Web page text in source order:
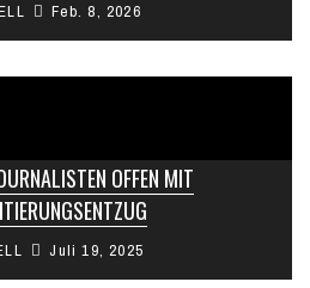
Feb. 8, 2026
OFFEN MIT
Juli 19, 2025